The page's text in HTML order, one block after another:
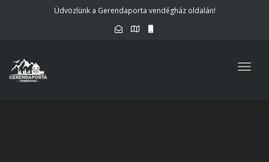
Üdvözlünk a Gerendaporta vendégház oldalán!